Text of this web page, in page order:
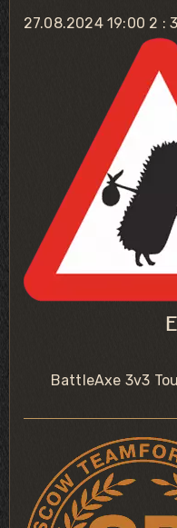
27.08.2024 19:00 2 : 3
BattleAxe 3v3